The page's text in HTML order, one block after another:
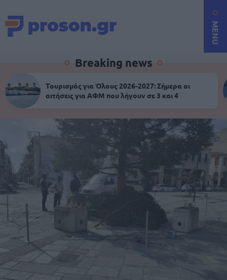
MENU
Breaking news
Τουρισμός για Όλους 2026-2027: Σήμερα οι
αιτήσεις για ΑΦΜ που λήγουν σε 3 και 4